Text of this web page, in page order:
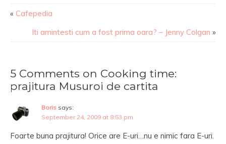
« Cafepedia
Iti amintesti cum a fost prima oara? – Jenny Colgan »
5 Comments on Cooking time:
prajitura Musuroi de cartita
Boris says:
September 24, 2009 at 8:53 pm
Foarte buna prajitura! Orice are E-uri…nu e nimic fara E-uri.